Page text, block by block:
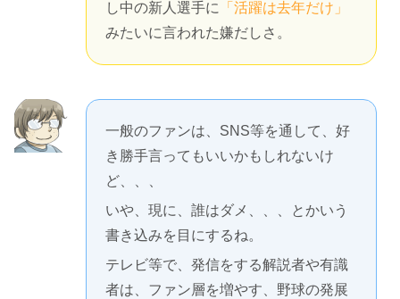
し中の新人選手に
「活躍は去年だけ」
みたいに言われた嫌だしさ。
一般のファンは、SNS等を通して、好
き勝手言ってもいいかもしれないけ
ど、、、
いや、現に、誰はダメ、、、とかいう
書き込みを目にするね。
テレビ等で、発信をする解説者や有識
者は、ファン層を増やす、野球の発展